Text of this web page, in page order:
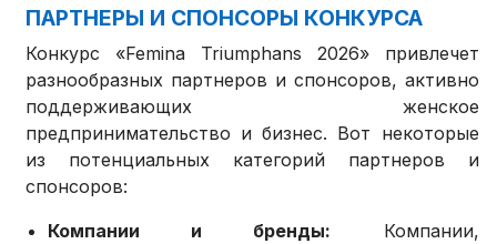
ПАРТНЕРЫ И СПОНСОРЫ КОНКУРСА
Конкурс «Femina Triumphans 2026» привлечет
разнообразных партнеров и спонсоров, активно
поддерживающих женское
предпринимательство и бизнес. Вот некоторые
из потенциальных категорий партнеров и
спонсоров:
Компании и бренды: Компании,